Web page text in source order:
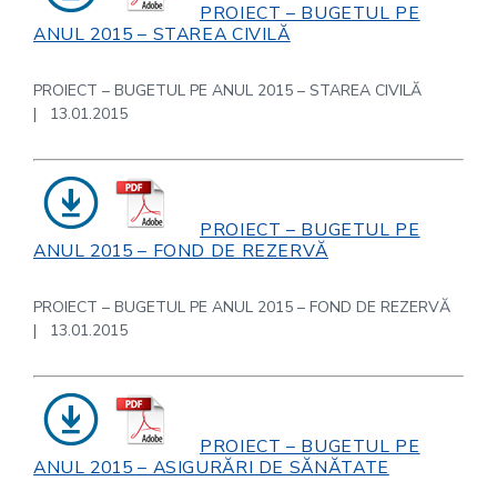
PROIECT – BUGETUL PE
ANUL 2015 – STAREA CIVILĂ
PROIECT – BUGETUL PE ANUL 2015 – STAREA CIVILĂ
| 13.01.2015
PROIECT – BUGETUL PE
ANUL 2015 – FOND DE REZERVĂ
PROIECT – BUGETUL PE ANUL 2015 – FOND DE REZERVĂ
| 13.01.2015
PROIECT – BUGETUL PE
ANUL 2015 – ASIGURĂRI DE SĂNĂTATE